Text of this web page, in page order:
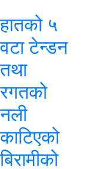
हातको ५
वटा टेन्डन
तथा
रगतको
नली
काटिएको
बिरामीको